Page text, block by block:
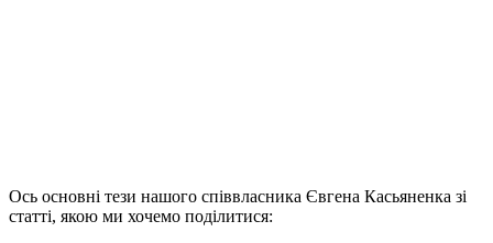
Ось основні тези нашого співвласника Євгена Касьяненка зі
статті, якою ми хочемо поділитися: